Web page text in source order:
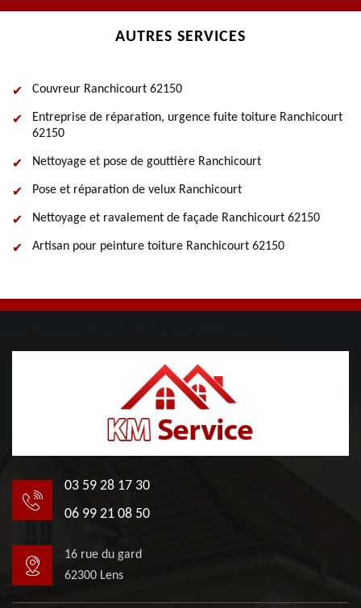
AUTRES SERVICES
Couvreur Ranchicourt 62150
Entreprise de réparation, urgence fuite toiture Ranchicourt
62150
Nettoyage et pose de gouttière Ranchicourt
Pose et réparation de velux Ranchicourt
Nettoyage et ravalement de façade Ranchicourt 62150
Artisan pour peinture toiture Ranchicourt 62150
03 59 28 17 30
06 99 21 08 50
16 rue du gard
62300 Lens